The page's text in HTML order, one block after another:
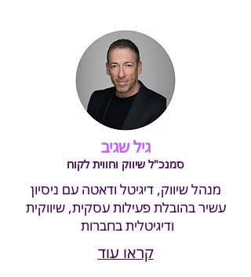
גיל שגיב
סמנכ"ל שיווק וחווית לקוח
מנהל שיווק, דיגיטל ודאטה עם ניסיון
עשיר בהובלת פעילות עסקית, שיווקית
ודיגיטלית בחברות
קראו עוד